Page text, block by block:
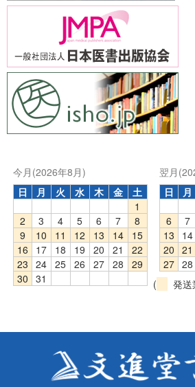
今月(2026年8月)
日
月 火 水 木 金
土
1
2
3 4 5 6 7
8
9
10 11 12 13 14
15
16
17 18 19 20 21
22
23
24 25 26 27 28
29
30
31
翌月
日
月
6
7
13
14
20
21
27 28
(
発送